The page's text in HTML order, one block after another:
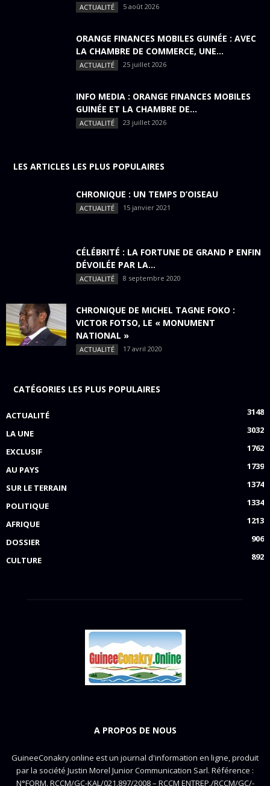
ACTUALITÉ 5 août 2026
ORANGE FINANCES MOBILES GUINÉE : AVEC
LA CHAMBRE DE COMMERCE, UNE...
ACTUALITÉ 25 juillet 2026
INFO MEDIA : ORANGE FINANCES MOBILES
GUINÉE ET LA CHAMBRE DE...
ACTUALITÉ 23 juillet 2026
LES ARTICLES LES PLUS POPULAIRES
CHRONIQUE : UN TEMPS D’OISEAU
ACTUALITÉ 15 janvier 2021
CÉLÉBRITÉ : LA FORTUNE DE GRAND P ENFIN
DÉVOILÉE PAR LA...
ACTUALITÉ 8 septembre 2020
CHRONIQUE DE MICHEL TAGNE FOKO :
VICTOR FOTSO, LE « MONUMENT
NATIONAL »
ACTUALITÉ 17 avril 2020
CATÉGORIES LES PLUS POPULAIRES
ACTUALITÉ
3148
LA UNE
3032
EXCLUSIF
1762
AU PAYS
1739
SUR LE TERRAIN
1374
POLITIQUE
1334
AFRIQUE
1213
DOSSIER
906
CULTURE
892
A PROPOS DE NOUS
GuineeConakry.online est un journal d'information en ligne, produit
par la société Justin Morel Junior Communication Sarl. Référence :
N°FORM. RCCM/GC-KAL/021.897/2008 – RCCM ENTREP./RCCM/GC/-